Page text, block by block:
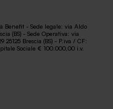
Benefit - Sede legale: via Aldo
(BS) - Sede Operativa: via
25125 Brescia (BS) - P.iva / CF:
Sociale € 100.000,00 i.v.